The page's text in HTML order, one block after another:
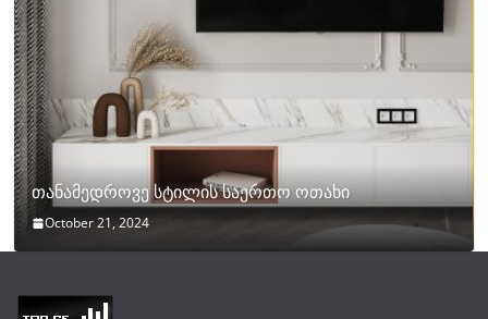
თანამედროვე სტილის საერთო ოთახი
October 21, 2024